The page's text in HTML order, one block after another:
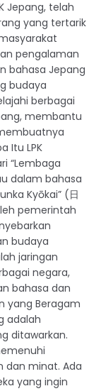
Jepang, telah
yang tertarik
pengalaman
bahasa Jepang
budaya
berbagai
membantu
Itu LPK
“Lembaga
dalam bahasa
Kyōkai” (日
pemerintah
budaya
jaringan
negara,
bahasa dan
yang Beragam
adalah
ditawarkan.
dan minat. Ada
yang ingin